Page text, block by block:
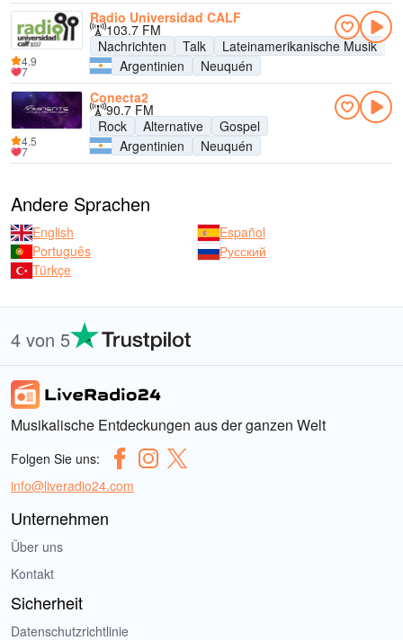
Radio Universidad CALF
103.7 FM
Nachrichten
Talk
Lateinamerikanische Musik
Argentinien
Neuquén
4.9
7
Conecta2
90.7 FM
Rock
Alternative
Gospel
Argentinien
Neuquén
4.5
7
Andere Sprachen
English
Español
Português
Русский
Türkçe
4 von 5
Musikalische Entdeckungen aus der ganzen Welt
Folgen Sie uns:
info@liveradio24.com
Unternehmen
Über uns
Kontakt
Sicherheit
Datenschutzrichtlinie